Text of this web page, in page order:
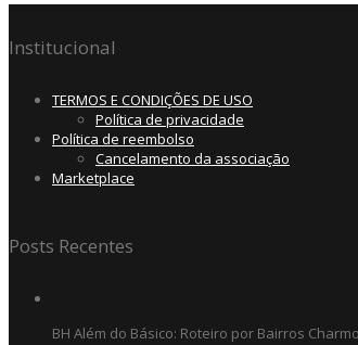
Institucional
TERMOS E CONDIÇÕES DE USO
Política de privacidade
Política de reembolso
Cancelamento da associação
Marketplace
Posts Recentes
BH Além do Básico: Roteiro por Bairros